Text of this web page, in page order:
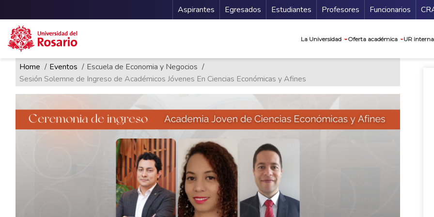
Pasar al contenido principal
Menu Secundario
Aspirantes Egresados Estudiantes Profesores Funcionarios
La Universidad Oferta académica UR
Ruta de navegación
Home Eventos
Escuela de Economia y Negocios
Sesión Solemne de Ingreso de Académicos Jóvenes En Ciencias Económicas y Afines